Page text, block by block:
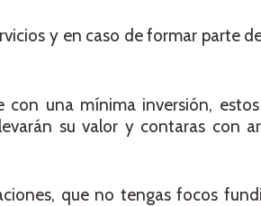
y en caso de formar parte
con una mínima inversión,
su valor y contaras con
que no tengas focos